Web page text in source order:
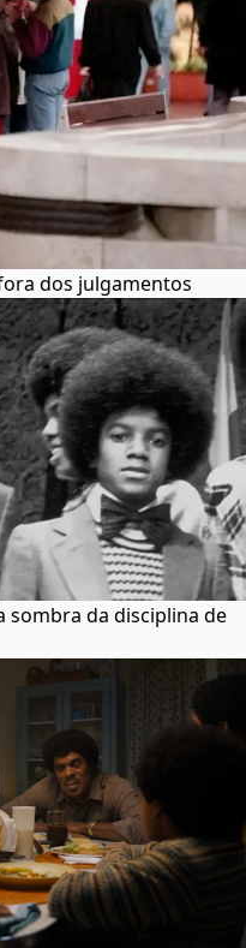
dos julgamentos
sombra da disciplina de